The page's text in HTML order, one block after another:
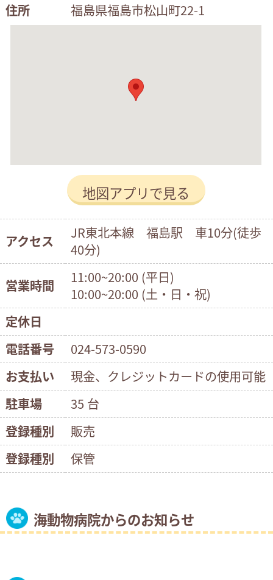
住所 福島県福島市松山町22-1
地図アプリで見る
アクセス
JR東北本線 福島駅 車10分(徒歩
40分)
営業時間
11:00~20:00 (平日)
10:00~20:00 (土・日・祝)
定休日
電話番号
024-573-0590
お支払い
現金、クレジットカードの使用可能
駐車場
35 台
登録種別
販売
登録種別
保管
海動物病院からのお知らせ